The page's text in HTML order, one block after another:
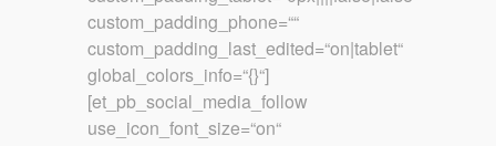
custom_padding_phone=““
custom_padding_last_edited=“on|tablet“
global_colors_info=“{}“]
[et_pb_social_media_follow
use_icon_font_size=“on“